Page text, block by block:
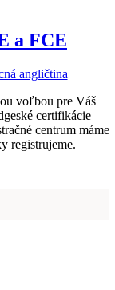
a FCE
angličtina
voľbou pre Váš
certifikácie
centrum máme
registrujeme.